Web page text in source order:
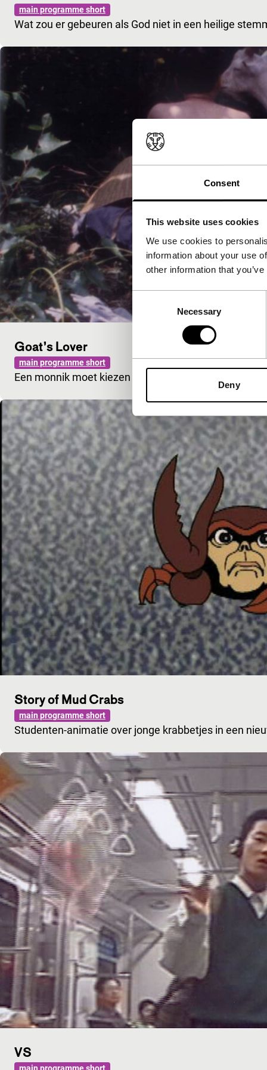
Consent
This website uses cookies
We use cookies to
information about your use
other information that
Selection
Necessary
Deny
main programme short
Wat zou er gebeuren als God niet in een heilige
Goat’s Lover
main programme short
Een monnik moet kiezen tussen zijn liefde voor
Story of Mud Crabs
main programme short
Studenten-animatie over jonge krabbetjes in een
VS
main programme short